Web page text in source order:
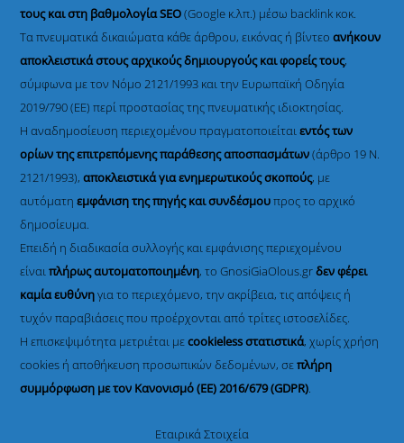
τους και στη βαθμολογία SEO(Google κ.λπ.) μέσω backlink κοκ.
Τα πνευματικά δικαιώματα κάθε άρθρου, εικόνας ή βίντεοανήκουν
αποκλειστικά στους αρχικούς δημιουργούς και φορείς τους,
σύμφωνα με τον Νόμο 2121/1993 και την Ευρωπαϊκή Οδηγία
2019/790 (ΕΕ) περί προστασίας της πνευματικής ιδιοκτησίας.
Η αναδημοσίευση περιεχομένου πραγματοποιείταιεντός των
ορίων της επιτρεπόμενης παράθεσης αποσπασμάτων(άρθρο 19 Ν.
2121/1993), αποκλειστικά για ενημερωτικούς σκοπούς, με
αυτόματηεμφάνιση της πηγής και συνδέσμουπρος το αρχικό
δημοσίευμα.
Επειδή η διαδικασία συλλογής και εμφάνισης περιεχομένου
είναιπλήρως αυτοματοποιημένη, το GnosiGiaOlous.grδεν φέρει
καμία ευθύνηγια το περιεχόμενο, την ακρίβεια, τις απόψεις ή
τυχόν παραβιάσεις που προέρχονται από τρίτες ιστοσελίδες.
Η επισκεψιμότητα μετριέται μεcookieless στατιστικά, χωρίς χρήση
cookies ή αποθήκευση προσωπικών δεδομένων, σεπλήρη
συμμόρφωση με τον Κανονισμό (ΕΕ) 2016/679 (GDPR).
Εταιρικά Στοιχεία